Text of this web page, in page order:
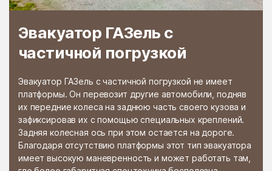
Эвакуатор ГАЗель с
частичной погрузкой
Эвакуатор ГАЗель с частичной погрузкой не имеет
платформы. Он перевозит другие автомобили, подняв
их передние колеса на заднюю часть своего кузова и
зафиксировав их с помощью специальных креплений.
Задняя колесная ось при этом остается на дороге.
Благодаря отсутствию платформы этот тип эвакуатора
имеет высокую маневренность и может работать там,
Решетниково Решоткино
Роговское Поселение
Рошаль
Румянцево Рыбное
Рыболово Рылеево
Рязановский Рязановское поселение